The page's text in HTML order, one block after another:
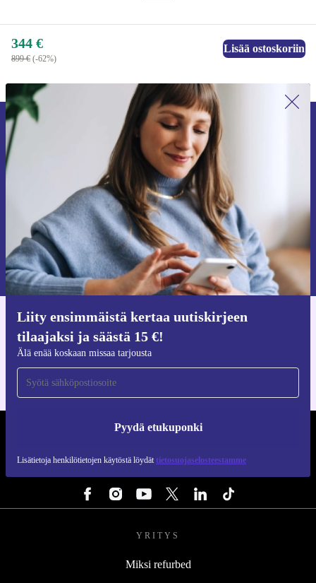
344 €
899 € (-62%)
Lisää ostoskoriin
Liity ensimmäistä kertaa uutiskirjeen
tilaajaksi ja säästä 15 €!
Älä enää koskaan missaa tarjousta
Pyydä etukuponki
Lisätietoja henkilötietojen käytöstä löydät tietosuojaselosteestamme
Liity ensimmäistä kertaa uutiskirjeen
tilaajaksi ja säästä 15 €!
Älä missaa enää yhtäkään tarjousta.
Pyydä etukuponki
Lisätietoja henkilötietojen käytöstä löydättietosuojaselosteestamme.
Hanki refurbed-sovellus
iOS:lle ja Androidille
YRITYS
Miksi refurbed